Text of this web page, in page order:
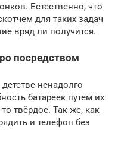
Естественно, что
для таких задач
вряд ли получится.
посредством
ненадолго
батареек путем их
твёрдое. Так же, как
и телефон без